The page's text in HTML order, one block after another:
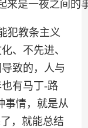
犯教条主义
、不先进、
致的，人与
有马丁-路
事情，就是从
，就能总结